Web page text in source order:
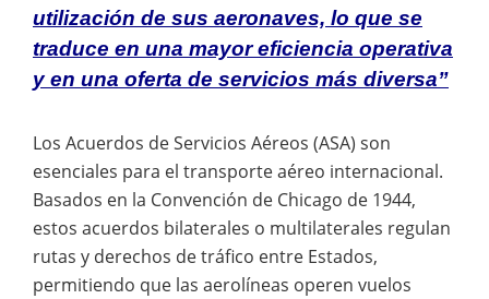
utilización de sus aeronaves, lo que se
traduce en una mayor eficiencia operativa
y en una oferta de servicios más diversa”
Los Acuerdos de Servicios Aéreos (ASA) son
esenciales para el transporte aéreo internacional.
Basados en la Convención de Chicago de 1944,
estos acuerdos bilaterales o multilaterales regulan
rutas y derechos de tráfico entre Estados,
permitiendo que las aerolíneas operen vuelos